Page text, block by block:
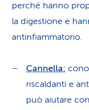
perché hanno
la digestione e
antinfiammatorio.
Cannella:
riscaldanti e
può aiutare